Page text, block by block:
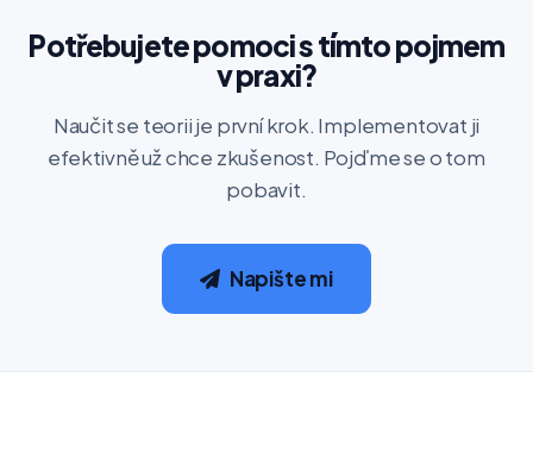
Potřebujete pomoci s tímto pojmem
v praxi?
Naučit se teorii je první krok. Implementovat ji
efektivně už chce zkušenost. Pojďme se o tom
pobavit.
Napište mi